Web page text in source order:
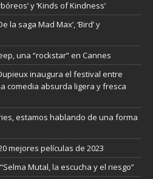
y ‘Kinds of Kindness’
la saga Mad Max’, ‘Bird’ y
una “rockstar” en Cannes
inaugura el festival entre
comedia absurda ligera y fresca
estamos hablando de una forma
mejores películas de 2023
“Selma Mutal, la escucha y el riesgo”